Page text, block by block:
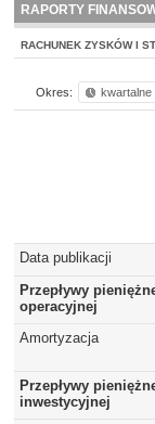
RAPORTY
RACHUNEK ZYSKÓW I
Okres: kwartalne
Data publikacji
Przepływy
operacyjnej
Amortyzacja
Przepływy
inwestycyjnej